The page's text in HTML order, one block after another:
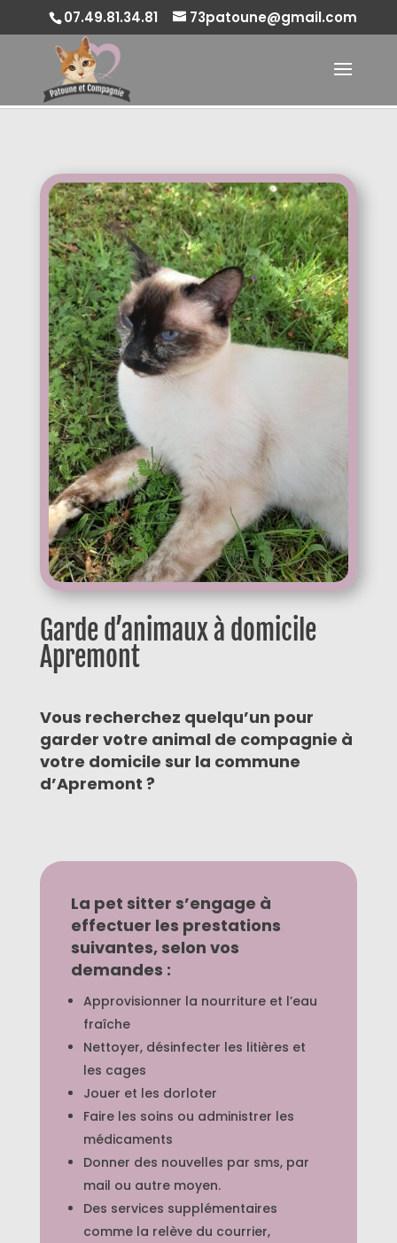
07.49.81.34.81 73patoune@gmail.com
Garde d’animaux à domicile
Apremont
Vous recherchez quelqu’un pour
garder votre animal de compagnie à
votre domicile sur la commune
d’Apremont ?
La pet sitter s’engage à
effectuer les prestations
suivantes, selon vos
demandes :
Approvisionner la nourriture et l’eau
fraîche
Nettoyer, désinfecter les litières et
les cages
Jouer et les dorloter
Faire les soins ou administrer les
médicaments
Donner des nouvelles par sms, par
mail ou autre moyen.
Des services supplémentaires
comme la relève du courrier,